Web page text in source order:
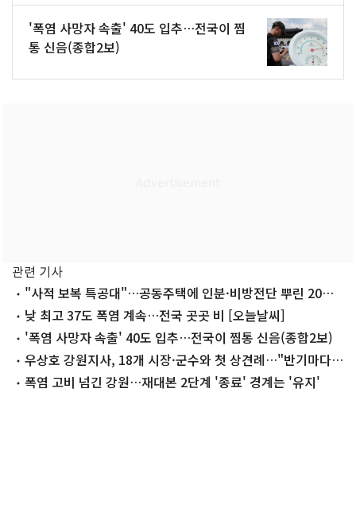
'폭염 사망자 속출' 40도 입추…전국이 찜
통 신음(종합2보)
관련 기사
"사적 보복 특공대"…공동주택에 인분·비방전단 뿌린 20대
의 최후
낮 최고 37도 폭염 계속…전국 곳곳 비 [오늘날씨]
'폭염 사망자 속출' 40도 입추…전국이 찜통 신음(종합2보)
우상호 강원지사, 18개 시장·군수와 첫 상견례…"반기마다
만나자"
폭염 고비 넘긴 강원…재대본 2단계 '종료' 경계는 '유지'